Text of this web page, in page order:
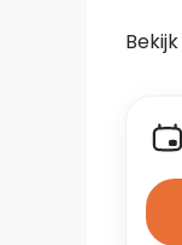
Bekijk